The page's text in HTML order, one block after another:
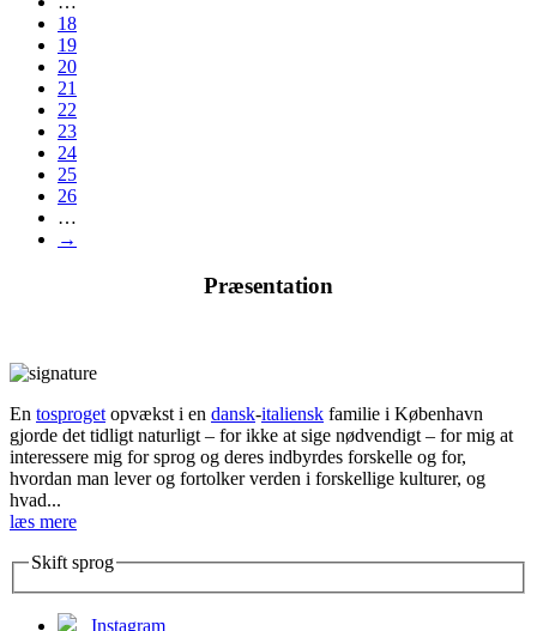
18
19
20
21
22
23
24
25
26
…
→
Præsentation
En tosproget opvækst i en dansk-italiensk familie i København
gjorde det tidligt naturligt – for ikke at sige nødvendigt – for mig at
interessere mig for sprog og deres indbyrdes forskelle og for,
hvordan man lever og fortolker verden i forskellige kulturer, og
hvad...
læs mere
Skift sprog
Instagram